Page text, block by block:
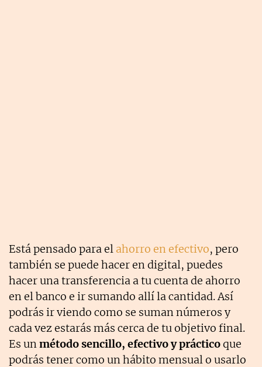
Está pensado para el ahorro en efectivo, pero
también se puede hacer en digital, puedes
hacer una transferencia a tu cuenta de ahorro
en el banco e ir sumando allí la cantidad. Así
podrás ir viendo como se suman números y
cada vez estarás más cerca de tu objetivo final.
Es unmétodo sencillo, efectivo y prácticoque
podrás tener como un hábito mensual o usarlo